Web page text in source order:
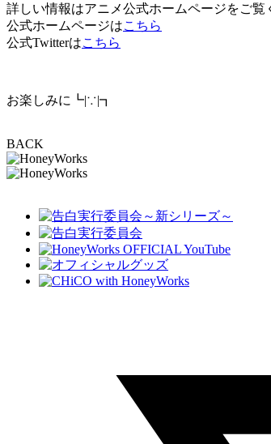
詳しい情報はアニメ公式ホームページをご覧
公式ホームページはこちら
公式Twitterはこちら
お楽しみに┗|∵|┓
BACK